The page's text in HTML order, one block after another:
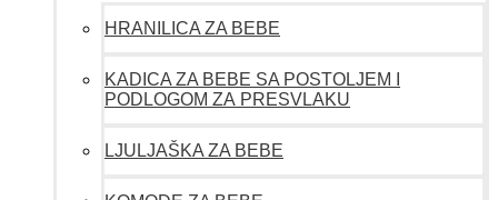
HRANILICA ZA BEBE
KADICA ZA BEBE SA POSTOLJEM I
PODLOGOM ZA PRESVLAKU
LJULJAŠKA ZA BEBE